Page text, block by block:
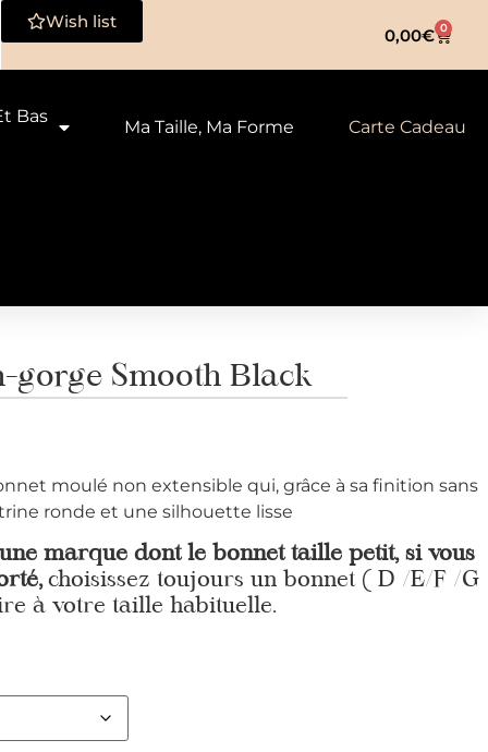
Wish list
0,00€ 0
Bas
Ma Taille, Ma Forme Carte Cadeau
gorge Smooth Black
moulé non extensible qui, grâce à sa finition sans
ronde et une silhouette lisse
marque dont le bonnet taille petit, si vous
choisissez toujours un bonnet ( D /E/F /G
à votre taille habituelle.